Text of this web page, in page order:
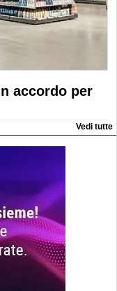
accordo per
Vedi tutte